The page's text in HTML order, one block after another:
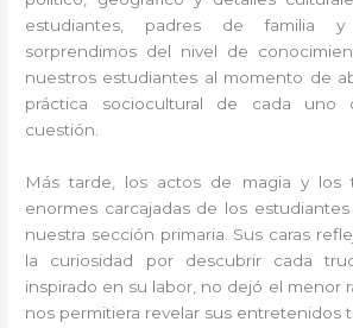
estudiantes, padres de familia y
sorprendimos del nivel de
nuestros estudiantes al momento de
práctica sociocultural de cada
cuestión.
Más tarde, los actos de magia y los
enormes carcajadas de los
nuestra sección primaria. Sus caras
la curiosidad por descubrir cada
inspirado en su labor, no dejó el menor
nos permitiera revelar sus entretenidos